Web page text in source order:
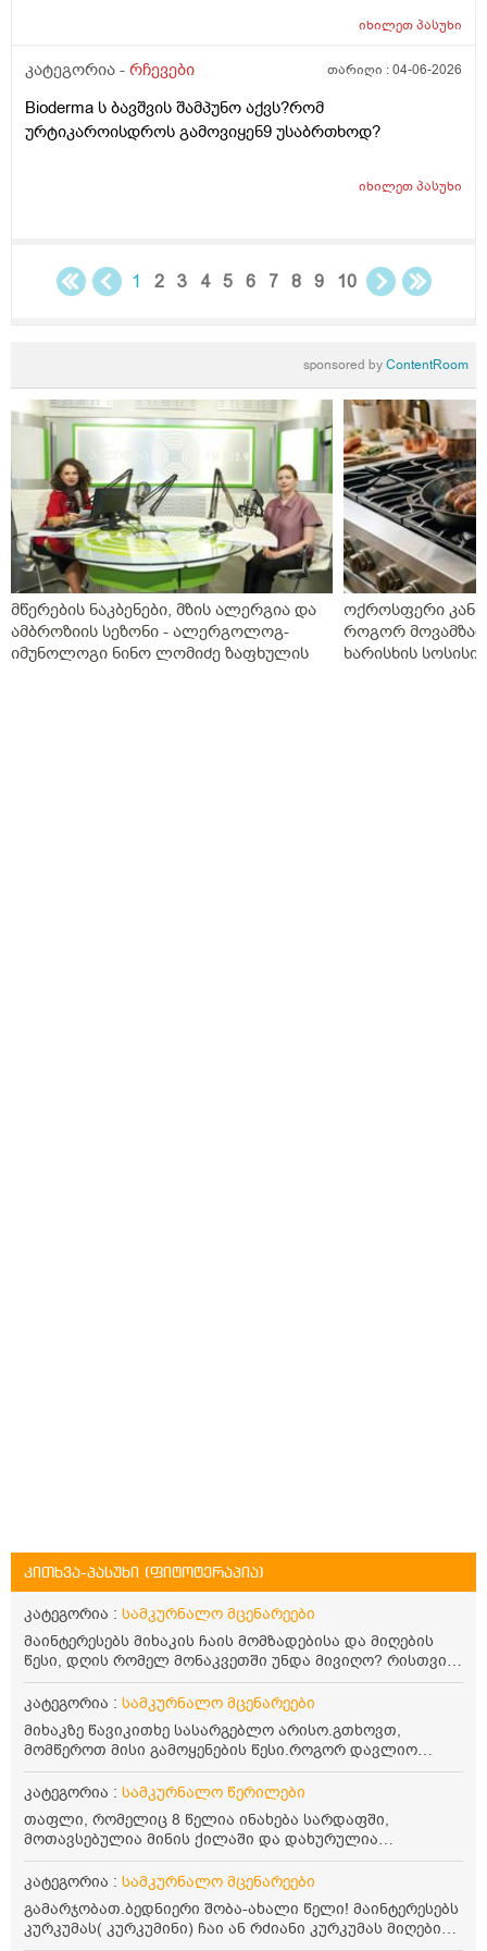
უკბე არადა ჭიჭყიანია ხომ არ ვივლი.ჯერ წულოთ
ტამზე არვარ ასე.წყლოთაც კი ჩიმი წვაც მაქ აქა ოქ
სახეზე წამოერად.ბუნჩენსაც ბავშობიდან ვხმარობ
იხილეთპასუხი
კატეგორია - რჩევები თარიღი :04-06-2026
Bioderma ს ბავშვის შამპუნო აქვს?რომ
ურტიკაროისდროს გამოვიყენ9 უსაბრთხოდ?
იხილეთპასუხი
1 2 3 4 5 6 7 8 9 10
sponsored byContentRoom
მწერების ნაკბენები, მზის ალერგია და
ამბროზიის სეზონი - ალერგოლოგ-
იმუნოლოგი ნინო ლომიძე ზაფხულის
ოქროსფერი კანი
როგორ
ხარისხის სოსისი
კითხვა-პასუხი (ფიტოტერაპია)
კატეგორია : სამკურნალო მცენარეები
მაინტერესებს მიხაკის ჩაის მომზადებისა და მიღების
წესი, დღის რომელ მონაკვეთში უნდა მივიღო? რისთვის
არის სასარგებლო და უკუჩვენება თუ აქვს
კატეგორია : სამკურნალო მცენარეები
მიხაკზე წავიკითხე სასარგებლო არისო.გთხოვთ,
მომწეროთ მისი გამოყენების წესი.როგორ დავლიო
მიხაკის ჩაი. ასევე მაინტერესებს ლეიკოციტები მაქვს
ოდნავ დაბალი და წავიკითხე ლეიკოციტების დონეს
კატეგორია : სამკურნალო წერილები
თაფლი, რომელიც 8 წელია ინახება სარდაფში,
მოთავსებულია მინის ქილაში და დახურულია
პლასტმასის სახურავით. ექნება თუ არა შენარჩუნებული
სასარგებლო თვისებები და შეიძლება თუ არა მისი
კატეგორია : სამკურნალო მცენარეები
გამარჯობათ.ბედნიერი შობა-ახალი წელი! მაინტერესებს
კურკუმას( კურკუმინი) ჩაი ან რძიანი კურკუმას მიღების